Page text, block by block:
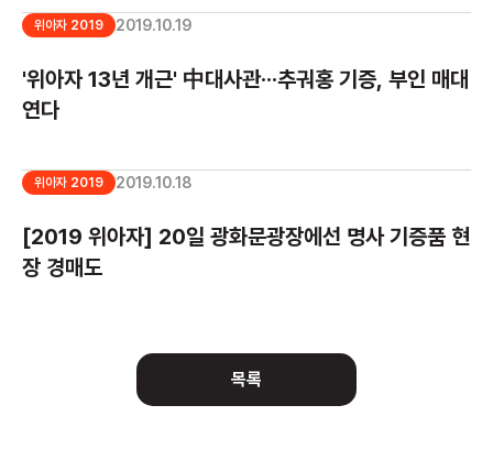
위아자 2019 2019.10.19
'위아자 13년 개근' 中대사관···추궈홍 기증, 부인 매대
연다
위아자 2019 2019.10.18
[2019 위아자] 20일 광화문광장에선 명사 기증품 현
장 경매도
목록